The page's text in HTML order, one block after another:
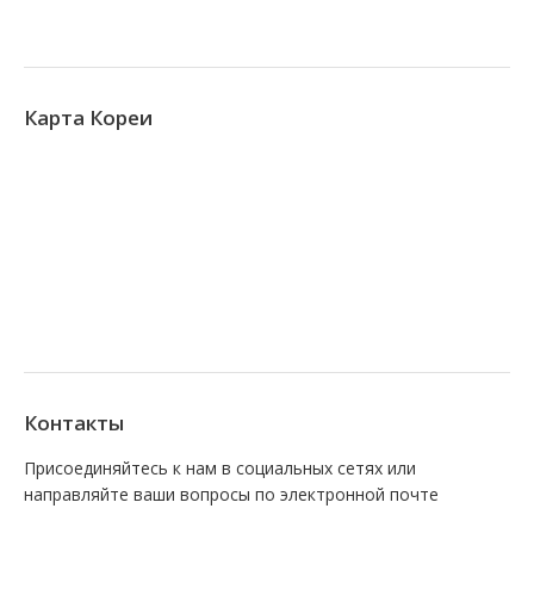
Карта Кореи
Контакты
Присоединяйтесь к нам в социальных сетях или
направляйте ваши вопросы по электронной почте